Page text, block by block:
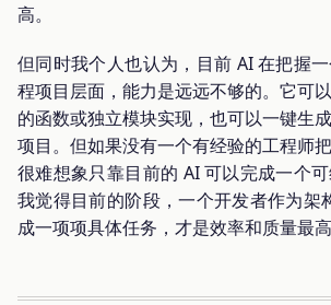
高。
但同时我个人也认为，目前 AI 在把握
程项目层面，能力是远远不够的。它可
的函数或独立模块实现，也可以一键生
项目。但如果没有一个有经验的工程师
很难想象只靠目前的 AI 可以完成一个可
我觉得目前的阶段，一个开发者作为架
成一项项具体任务，才是效率和质量最高